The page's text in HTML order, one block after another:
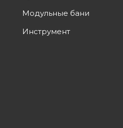
Модульные бани
Инструмент